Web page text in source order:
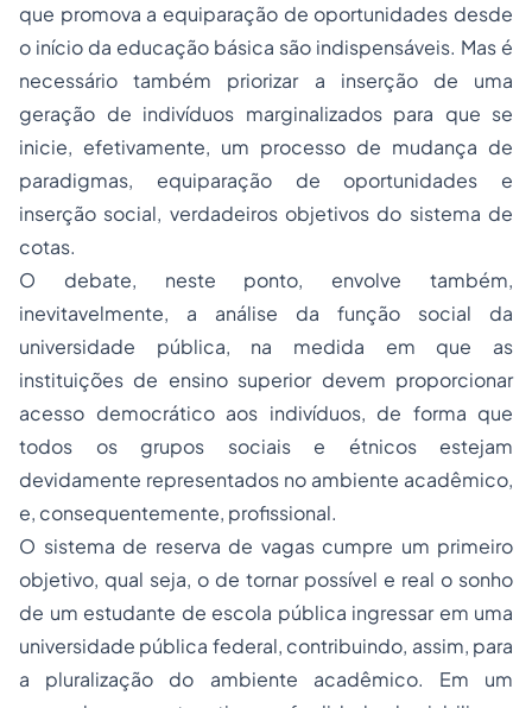
que promova a equiparação de oportunidades desde
o início da educação básica são indispensáveis. Mas é
necessário também priorizar a inserção de uma
geração de indivíduos marginalizados para que se
inicie, efetivamente, um processo de mudança de
paradigmas, equiparação de oportunidades e
inserção social, verdadeiros objetivos do sistema de
cotas.
O debate, neste ponto, envolve também,
inevitavelmente, a análise da função social da
universidade pública, na medida em que as
instituições de ensino superior devem proporcionar
acesso democrático aos indivíduos, de forma que
todos os grupos sociais e étnicos estejam
devidamente representados no ambiente acadêmico,
e, consequentemente, profissional.
O sistema de reserva de vagas cumpre um primeiro
objetivo, qual seja, o de tornar possível e real o sonho
de um estudante de escola pública ingressar em uma
universidade pública federal, contribuindo, assim, para
a pluralização do ambiente acadêmico. Em um